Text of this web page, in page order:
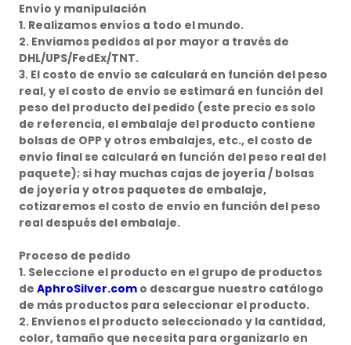
Envío y manipulación
1. Realizamos envíos a todo el mundo.
2. Enviamos pedidos al por mayor a través de
DHL/UPS/FedEx/TNT.
3. El costo de envío se calculará en función del peso
real, y el costo de envío se estimará en función del
peso del producto del pedido (este precio es solo
de referencia, el embalaje del producto contiene
bolsas de OPP y otros embalajes, etc., el costo de
envío final se calculará en función del peso real del
paquete); si hay muchas cajas de joyería / bolsas
de joyería y otros paquetes de embalaje,
cotizaremos el costo de envío en función del peso
real después del embalaje.
Proceso de pedido
1. Seleccione el producto en el grupo de productos
deAphroSilver.com o descargue nuestro catálogo
de más productos para seleccionar el producto.
2. Envíenos el producto seleccionado y la cantidad,
color, tamaño que necesita para organizarlo en